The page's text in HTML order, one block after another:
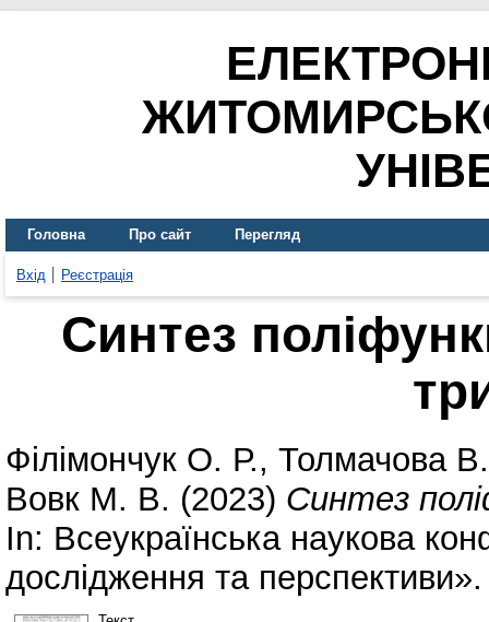
Головна Про сайт Перегляд
Вхід Реєстрація
Синтез
Філімончук О. Р., Толмачова
Вовк М. В. (2023) Синтез
In: Всеукраїнська наукова
дослідження та перспективи».